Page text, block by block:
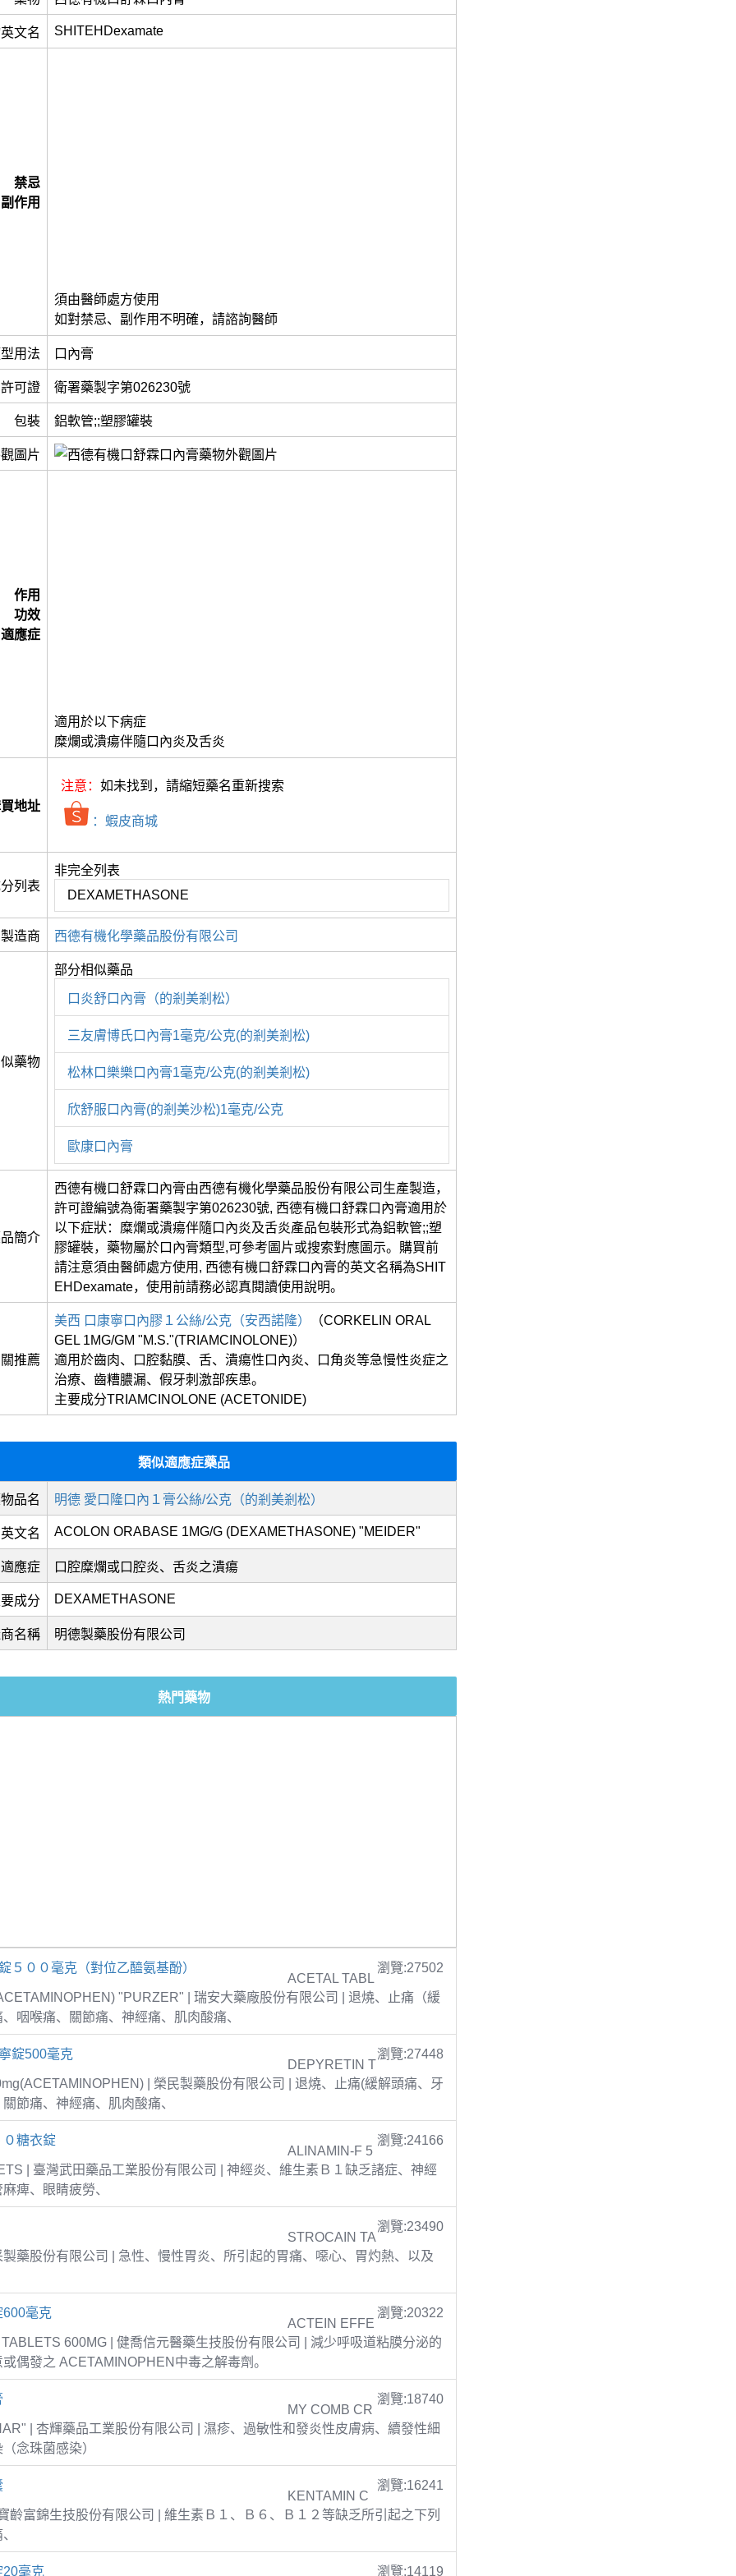
文名 SHITEHDexamate
禁忌
副作用
須由醫師處方使用
如對禁忌、副作用不明確，請諮詢醫師
用法 口內膏
許可證 衛署藥製字第026230號
包裝 鋁軟管;;塑膠罐裝
圖片
作用
功效
適應症
適用於以下病症
糜爛或潰瘍伴隨口內炎及舌炎
地址
注意： 如未找到，請縮短藥名重新搜索
：蝦皮商城
列表
非完全列表
DEXAMETHASONE
製造商 西德有機化學藥品股份有限公司
藥物
部分相似藥品
口炎舒口內膏（的剎美剎松）
三友膚博氏口內膏1毫克/公克(的剎美剎松)
松林口樂樂口內膏1毫克/公克(的剎美剎松)
欣舒服口內膏(的剎美沙松)1毫克/公克
歐康口內膏
簡介
西德有機口舒霖口內膏由西德有機化學藥品股份有限公司生產製造，
許可證編號為衛署藥製字第026230號, 西德有機口舒霖口內膏適用於
以下症狀：糜爛或潰瘍伴隨口內炎及舌炎產品包裝形式為鋁軟管;;塑
膠罐裝，藥物屬於口內膏類型,可參考圖片或搜索對應圖示。購買前
請注意須由醫師處方使用, 西德有機口舒霖口內膏的英文名稱為SHIT
EHDexamate，使用前請務必認真閱讀使用說明。
推薦
美西 口康寧口內膠１公絲/公克（安西諾隆）
（CORKELIN ORAL
GEL 1MG/GM "M.S."(TRIAMCINOLONE)）
適用於齒肉、口腔黏膜、舌、潰瘍性口內炎、口角炎等急慢性炎症之
治療、齒糟膿漏、假牙刺激部疾患。
主要成分TRIAMCINOLONE (ACETONIDE)
類似適應症藥品
品名 明德 愛口隆口內１膏公絲/公克（的剎美剎松）
英文名 ACOLON ORABASE 1MG/G (DEXAMETHASONE) "MEIDER"
適應症 口腔糜爛或口腔炎、舌炎之潰瘍
成分 DEXAMETHASONE
名稱 明德製藥股份有限公司
熱門藥物
５００毫克（對位乙醯氨基酚） 瀏覽:27502
ACETAL TABL
"PURZER" | 瑞安大藥廠股份有限公司 | 退燒、止痛（緩
咽喉痛、關節痛、神經痛、肌肉酸痛、
錠500毫克 瀏覽:27448
DEPYRETIN T
| 榮民製藥股份有限公司 | 退燒、止痛(緩解頭痛、牙
節痛、神經痛、肌肉酸痛、
糖衣錠 瀏覽:24166
ALINAMIN-F 5
| 臺灣武田藥品工業股份有限公司 | 神經炎、維生素Ｂ１缺乏諸症、神經
痺、眼睛疲勞、
瀏覽:23490
STROCAIN TA
藥股份有限公司 | 急性、慢性胃炎、所引起的胃痛、噁心、胃灼熱、以及
600毫克 瀏覽:20322
ACTEIN EFFE
600MG | 健喬信元醫藥生技股份有限公司 | 減少呼吸道粘膜分泌的
偶發之 ACETAMINOPHEN中毒之解毒劑。
瀏覽:18740
MY COMB CR
| 杏輝藥品工業股份有限公司 | 濕疹、過敏性和發炎性皮膚病、續發性細
念珠菌感染）
瀏覽:16241
KENTAMIN C
齡富錦生技股份有限公司 | 維生素Ｂ１、Ｂ６、Ｂ１２等缺乏所引起之下列
20毫克 瀏覽:14119